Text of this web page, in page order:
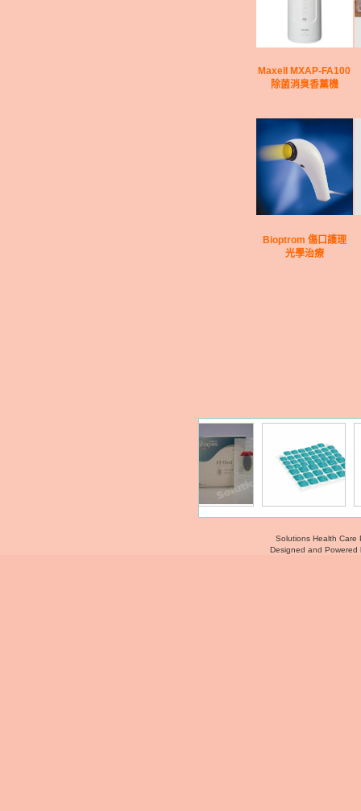
Maxell MXAP-FA100
除菌消臭香薰機
Bioptrom 傷口護理
光學治療
Solutions Health Care
Designed and